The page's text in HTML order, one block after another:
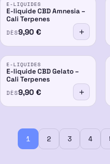
E-LIQUIDES
E-liquide CBD Amnesia –
Cali Terpenes
DÈS9,90€
NOUVEAU
E-LIQUIDES
E-liquide CBD Gelato –
Cali Terpenes
DÈS9,90€
1 2 3 4